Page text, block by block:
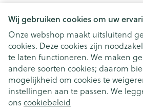
Wij gebruiken cookies om uw
Onze webshop maakt uitsluitend
cookies. Deze cookies zijn
te laten functioneren. We maken
andere soorten cookies; daarom
mogelijkheid om cookies te
instellingen aan te passen. We
ons cookiebeleid
Juridische links